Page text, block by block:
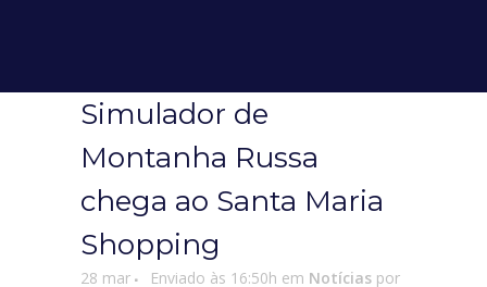
Simulador de
Montanha Russa
chega ao Santa Maria
Shopping
28 mar Enviado às 16:50h em Notícias por